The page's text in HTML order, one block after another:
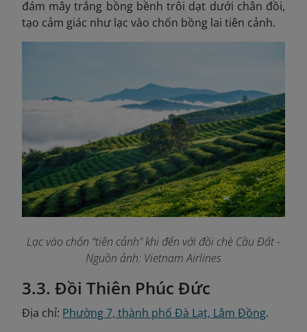
đám mây trắng bồng bềnh trôi dạt dưới chân đồi,
tạo cảm giác như lạc vào chốn bồng lai tiên cảnh.
Lạc vào chốn “tiên cảnh" khi đến với đồi chè Cầu Đất-
Nguồn ảnh: Vietnam Airlines
3.3. Đồi Thiên Phúc Đức
Địa chỉ: Phường 7, thành phố Đà Lạt, Lâm Đồng.